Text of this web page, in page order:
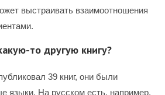
выстраивать взаимоотношения
то другую книгу?
39 книг, они были
языки. На русском есть, например,